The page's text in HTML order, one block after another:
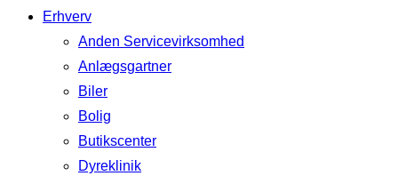
Erhverv
Anden Servicevirksomhed
Anlægsgartner
Biler
Bolig
Butikscenter
Dyreklinik